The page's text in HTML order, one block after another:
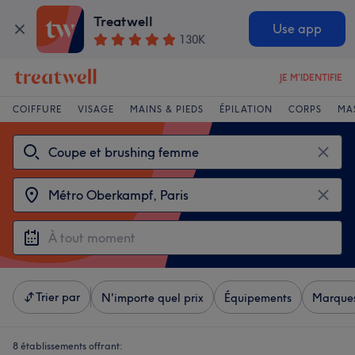
Treatwell
130K
Use app
JE M'IDENTIFIE
COIFFURE VISAGE MAINS & PIEDS ÉPILATION CORPS
Trier par N'importe quel prix Équipements
8 établissements offrant: